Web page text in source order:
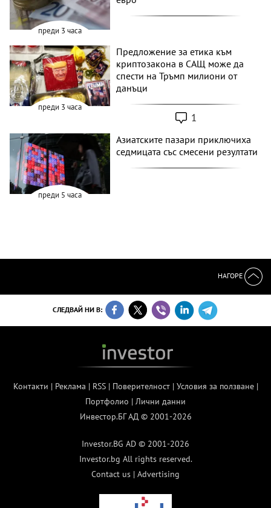
преди 3 часа
преди 3 часа
Предложение за етика към
криптозакона в САЩ може да
спести на Тръмп милиони от
данъци
1
преди 5 часа
Азиатските пазари приключиха
седмицата със смесени резултати
НАГОРЕ
СЛЕДВАЙ НИ В:
Контакти | Реклама | RSS| Поверителност| Условия за ползване|
Портфолио | Лични данни
Инвестор.БГ АД © 2001-2026
Investor.BG AD © 2001-2026
Investor.bg All rights reserved.
Contact us | Advertising